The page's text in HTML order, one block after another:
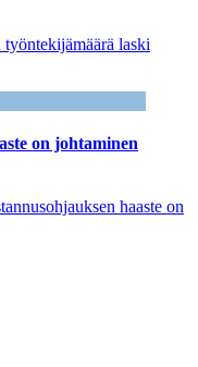
laski
on johtaminen
haaste on